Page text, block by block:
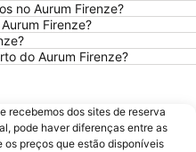
Basilica of St Lawrence
Praça da Senhoria
Peretola
Siena Railway Station
Palazzo Antinori
no Aurum Firenze?
Firenze?
do Aurum Firenze?
recebemos dos sites de reserva
pode haver diferenças entre as
preços que estão disponíveis